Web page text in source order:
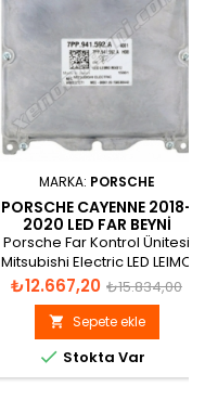
MARKA: PORSCHE
PORSCHE CAYENNE 2018-
2020 LED FAR BEYNI
7PP941592A
Porsche Far Kontrol Ünitesi
Mitsubishi Electric LED LEIMO
MXB12 W003T27271,
7PP.941.592.A
Fiyat
₺12.667,20 Normal
fiyat
₺15.834,00
 Sepete ekle
 Stokta Var